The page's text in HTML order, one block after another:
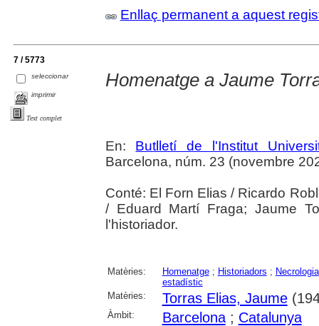
Enllaç permanent a aquest
7 / 5773
seleccionar
imprimir
Text complet
Homenatge a Jaume
En: Butlletí de l'Institut
Barcelona, núm. 23 (novembre
Conté: El Forn Elias / Ricardo
/ Eduard Martí Fraga; Jaume
l'historiador.
Matèries: Homenatge; Historiadors ; Necrologia
estadístic
Matèries:
Torras Elias, Jaume
Àmbit: Barcelona; Catalunya